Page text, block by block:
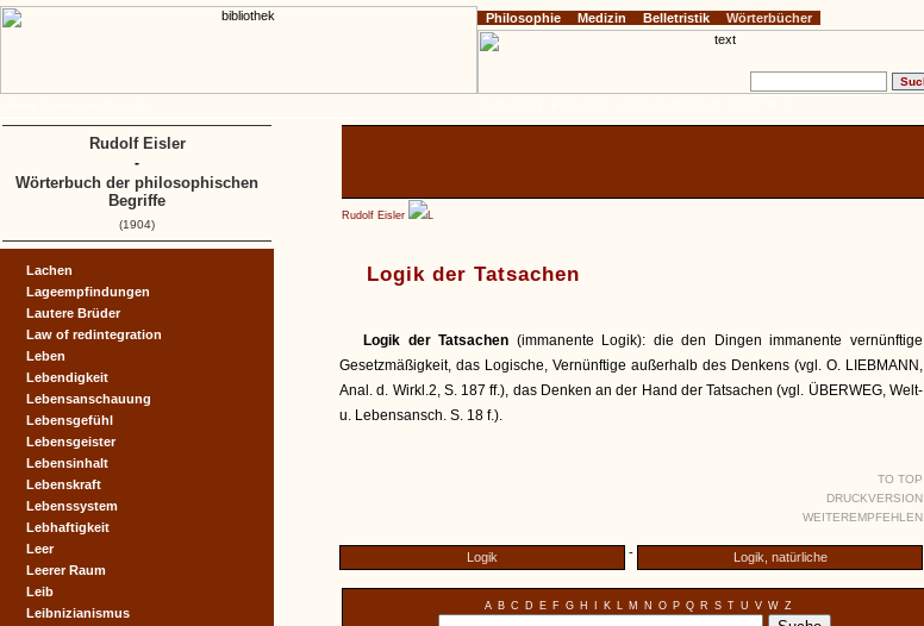
Rudolf Eisler L
Logik der Tatsachen
Logik der Tatsachen (immanente Logik): die den Dingen immanente vernünftige
Gesetzmäßigkeit, das Logische, Vernünftige außerhalb des Denkens (vgl. O. LIEBMANN,
Anal. d. Wirkl.2, S. 187 ff.), das Denken an der Hand der Tatsachen (vgl. ÜBERWEG, Welt-
u. Lebensansch. S. 18 f.).
TO TOP
DRUCKVERSION
WEITEREMPFEHLEN
Logik - Logik, natürliche
A B C D E F G H K L M N O P Q R S T U V W Z
Lachen
Lageempfindungen
Lautere Brüder
Law of redintegration
Leben
Lebendigkeit
Lebensanschauung
Lebensgefühl
Lebensgeister
Lebensinhalt
Lebenskraft
Lebenssystem
Lebhaftigkeit
Leer
Leerer Raum
Leib
Leibnizianismus
Philosophie Medizin Belletristik Wörterbücher
Rudolf Eisler
-
Wörterbuch der philosophischen
Begriffe
(1904)